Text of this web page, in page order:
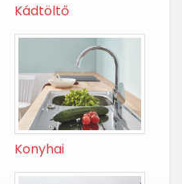
Kádtöltő
Konyhai